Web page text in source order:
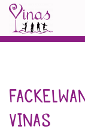
VINAS